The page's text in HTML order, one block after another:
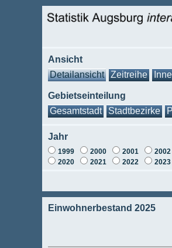
Ansicht
Detailansicht
Zeitreihe
Gebietseinteilung
Gesamtstadt
Stadtbezirke
Jahr
1999 2000 2001 2002
2020
2021 2022 2023
Einwohnerbestand 2025